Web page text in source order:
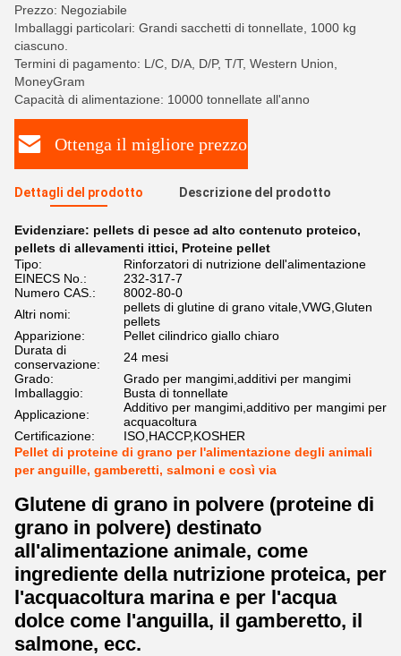
Prezzo: Negoziabile
Imballaggi particolari: Grandi sacchetti di tonnellate, 1000 kg
ciascuno.
Termini di pagamento: L/C, D/A, D/P, T/T, Western Union,
MoneyGram
Capacità di alimentazione: 10000 tonnellate all'anno
Ottenga il migliore prezzo
Dettagli del prodotto Descrizione del prodotto
Evidenziare: pellets di pesce ad alto contenuto proteico,
pellets di allevamenti ittici, Proteine pellet
Tipo:
Rinforzatori di nutrizione dell'alimentazione
EINECS No.:
232-317-7
Numero CAS.:
8002-80-0
Altri nomi:
pellets di glutine di grano vitale,VWG,Gluten
pellets
Apparizione:
Pellet cilindrico giallo chiaro
Durata di
conservazione:
24 mesi
Grado:
Grado per mangimi,additivi per mangimi
Imballaggio:
Busta di tonnellate
Applicazione:
Additivo per mangimi,additivo per mangimi per
acquacoltura
Certificazione:
ISO,HACCP,KOSHER
Pellet di proteine di grano per l'alimentazione degli animali
per anguille, gamberetti, salmoni e così via
Glutene di grano in polvere (proteine di
grano in polvere) destinato
all'alimentazione animale, come
ingrediente della nutrizione proteica, per
l'acquacoltura marina e per l'acqua
dolce come l'anguilla, il gamberetto, il
salmone, ecc.